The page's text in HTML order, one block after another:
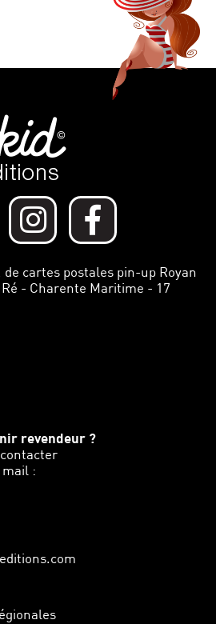
de cartes postales pin-up Royan
- Charente Maritime - 17
revendeur ?
: